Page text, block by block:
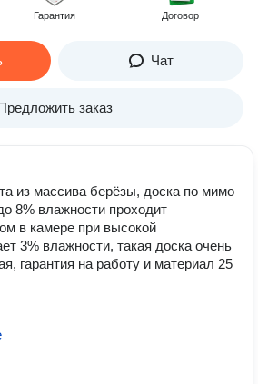
Гарантия Договор
Чат
заказ
из массива берёзы, доска по мимо
8% влажности проходит
в камере при высокой
3% влажности, такая доска очень
гарантия на работу и материал 25